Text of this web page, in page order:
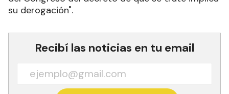
su derogación".
Recibí las noticias en tu email